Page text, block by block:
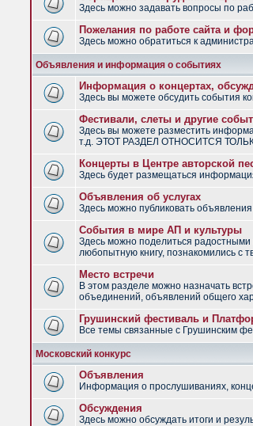
Здесь можно задавать вопросы по
Пожелания по работе сайта и
Здесь можно обратиться к
Объявления и информация о событиях
Информация о концертах,
Здесь вы можете обсудить события
Фестивали, слеты и другие
Здесь вы можете разместить
т.д. ЭТОТ РАЗДЕЛ ОТНОСИТСЯ
Концерты в Центре авторской
Здесь будет размещаться
Объявления об услугах
Здесь можно публиковать
События в мире АП и культуры
Здесь можно поделиться радостными
любопытную книгу, познакомились с
Место встречи
В этом разделе можно назначать
объединений, объявлений общего
Грушинский фестиваль и
Все темы связанные с
Московский конкурс
Объявления
Информация о прослушиваниях,
Обсуждения
Здесь можно обсуждать итоги и